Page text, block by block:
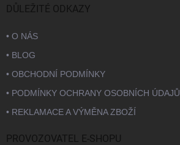
DŮLEŽITÉ ODKAZY
• O NÁS
• BLOG
• OBCHODNÍ PODMÍNKY
• PODMÍNKY OCHRANY OSOBNÍCH ÚDAJŮ
• REKLAMACE A VÝMĚNA ZBOŽÍ
PROVOZOVATEL E-SHOPU